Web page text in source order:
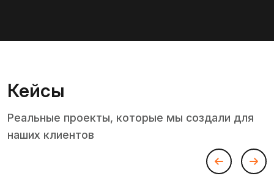
Кейсы
Реальные проекты, которые мы создали для
наших клиентов